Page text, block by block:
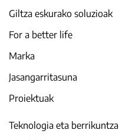
Giltza eskurako soluzioak
For a better life
Marka
Jasangarritasuna
Proiektuak
Teknologia eta berrikuntza